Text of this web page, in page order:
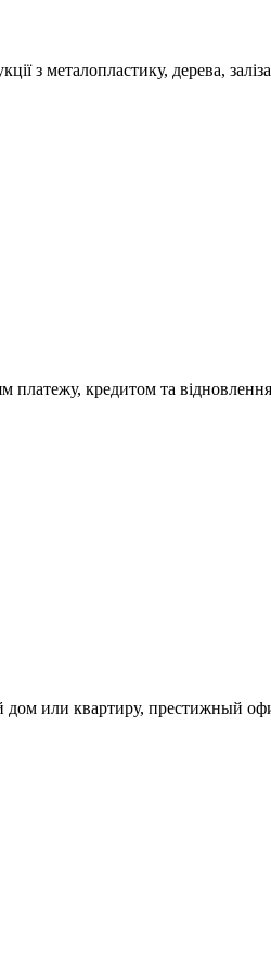
з металопластику, дерева,
платежу, кредитом та
или квартиру, престижный